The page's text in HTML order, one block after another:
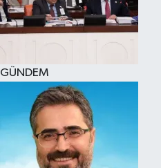
GÜNDEM